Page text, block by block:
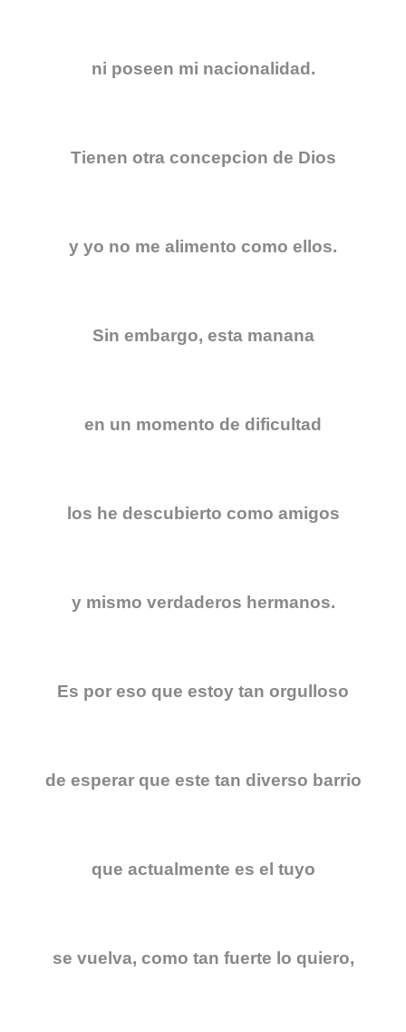
ni poseen mi nacionalidad.
Tienen otra concepcion de Dios
y yo no me alimento como ellos.
Sin embargo, esta manana
en un momento de dificultad
los he descubierto como amigos
y mismo verdaderos hermanos.
Es por eso que estoy tan orgulloso
de esperar que este tan diverso barrio
que actualmente es el tuyo
se vuelva, como tan fuerte lo quiero,